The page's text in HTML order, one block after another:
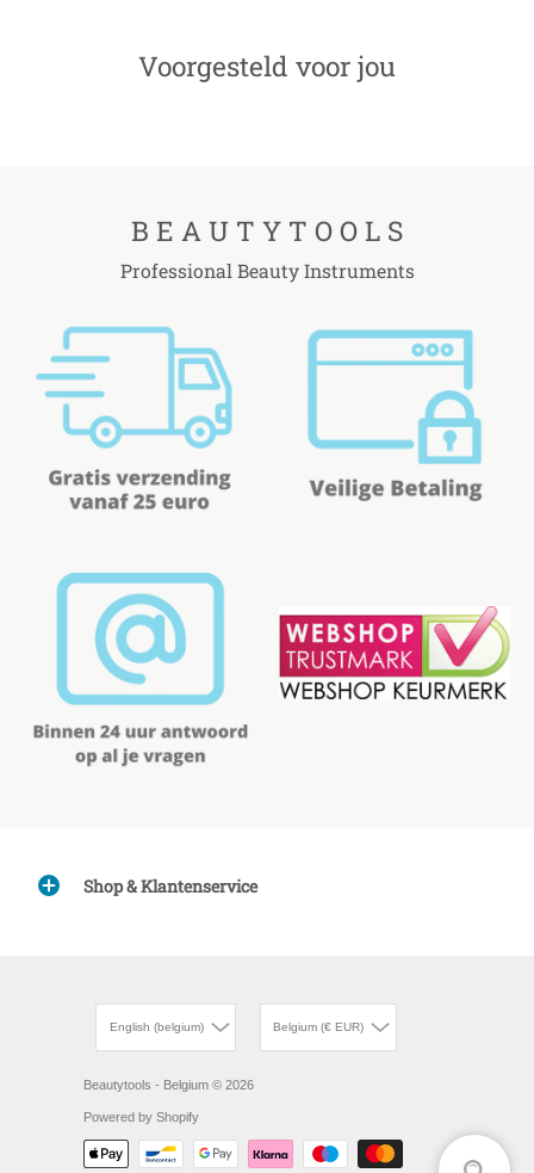
Voorgesteld voor jou
B E A U T Y T O O L S
Professional Beauty Instruments
Shop & Klantenservice
English (belgium) Belgium (€ EUR)
Beautytools - Belgium © 2026
Powered by Shopify